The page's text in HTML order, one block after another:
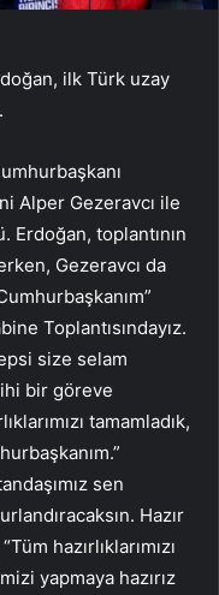
ilk Türk uzay
Alper Gezeravcı ile
toplantının
Gezeravcı da
Toplantısındayız.
size selam
bir göreve
tamamladık,
sen
Hazır
hazırlıklarımızı
yapmaya hazırız